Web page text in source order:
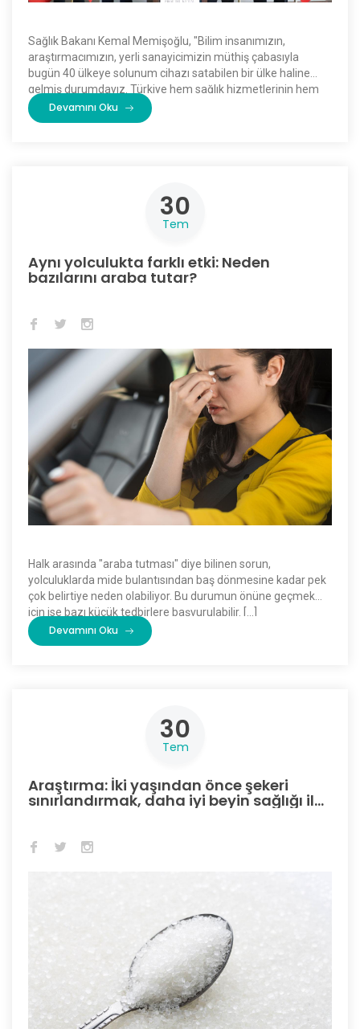
Sağlık Bakanı Kemal Memişoğlu, "Bilim insanımızın,
araştırmacımızın, yerli sanayicimizin müthiş çabasıyla
bugün 40 ülkeye solunum cihazı satabilen bir ülke haline
gelmiş durumdayız. Türkiye hem sağlık hizmetlerinin hem
de milli sağlık sanayisinin gelişmesinde büyük çaba harcıyor."
dedi. […]
Devamını Oku
30
Tem
Aynı yolculukta farklı etki: Neden
bazılarını araba tutar?
Halk arasında "araba tutması" diye bilinen sorun,
yolculuklarda mide bulantısından baş dönmesine kadar pek
çok belirtiye neden olabiliyor. Bu durumun önüne geçmek
için ise bazı küçük tedbirlere başvurulabilir. […]
Devamını Oku
30
Tem
Araştırma: İki yaşından önce şekeri
sınırlandırmak, daha iyi beyin sağlığı ile